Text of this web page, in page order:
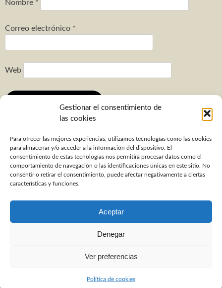
Gestionar el consentimiento de
las cookies
Para ofrecer las mejores experiencias, utilizamos tecnologías como las cookies
para almacenar y/o acceder a la información del dispositivo. El
consentimiento de estas tecnologías nos permitirá procesar datos como el
comportamiento de navegación o las identificaciones únicas en este sitio. No
consentir o retirar el consentimiento, puede afectar negativamente a ciertas
características y funciones.
Aceptar
Denegar
Ver preferencias
Política de cookies
Nombre *
Correo electrónico *
Web
Buscar: